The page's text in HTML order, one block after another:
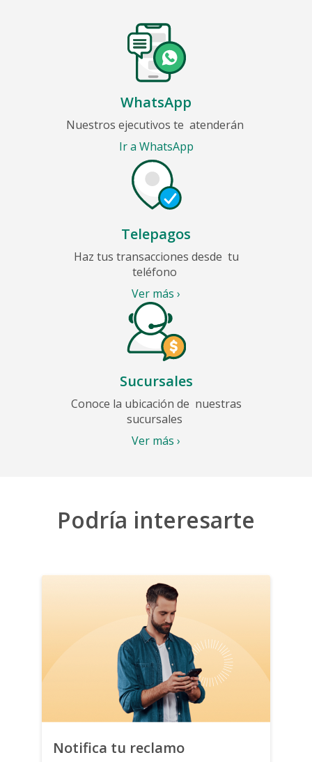
WhatsApp
Nuestros ejecutivos te atenderán
Ir a WhatsApp
Telepagos
Haz tus transacciones desde tu
teléfono
Ver más ›
Sucursales
Conoce la ubicación de nuestras
sucursales
Ver más ›
Podría interesarte
Notifica tu reclamo